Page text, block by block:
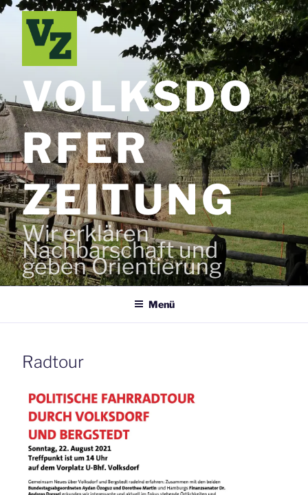
Zum
Inhalt
springen
VOLKSDO
RFER
ZEITUNG
Wir erklären
Nachbarschaft und
geben Orientierung
Menü
Radtour